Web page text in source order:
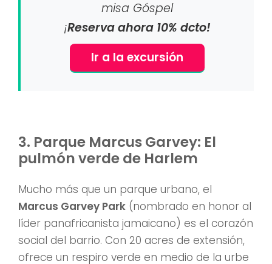
misa Góspel
¡Reserva ahora 10% dcto!
Ir a la excursión
3. Parque Marcus Garvey: El
pulmón verde de Harlem
Mucho más que un parque urbano, el
Marcus Garvey Park (nombrado en honor al
líder panafricanista jamaicano) es el corazón
social del barrio. Con 20 acres de extensión,
ofrece un respiro verde en medio de la urbe